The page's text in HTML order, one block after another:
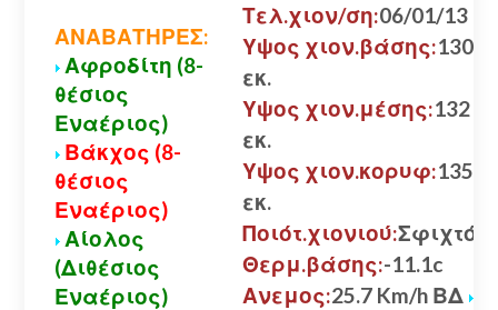
ΑΝΑΒΑΤΗΡΕΣ:
Αφροδίτη (8-
θέσιος
Εναέριος)
Βάκχος (8-
θέσιος
Εναέριος)
Αίολος
(Διθέσιος
Εναέριος)
Τελ.χιον/ση:06/01/13
Υψος χιον.βάσης:130
εκ.
Υψος χιον.μέσης:132
εκ.
Υψος χιον.κορυφ:135
εκ.
Ποιότ.χιονιού:Σφιχτό
Θερμ.βάσης:-11.1c
Ανεμος:25.7 Km/h ΒΔ